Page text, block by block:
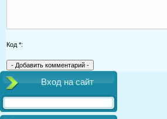
Код *:
Вход на сайт